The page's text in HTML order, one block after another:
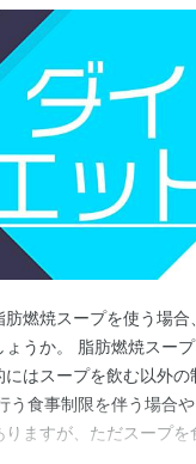
肪燃焼スープを使う場
ょうか。 脂肪燃焼スー
にはスープを飲む以外
う食事制限を伴う場合
ますが、ただスープを